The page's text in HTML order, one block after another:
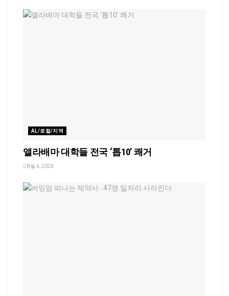
AL/로컬/지역
앨라배마 대학들 전국 ‘톱10’ 쾌거
8월 6, 2026